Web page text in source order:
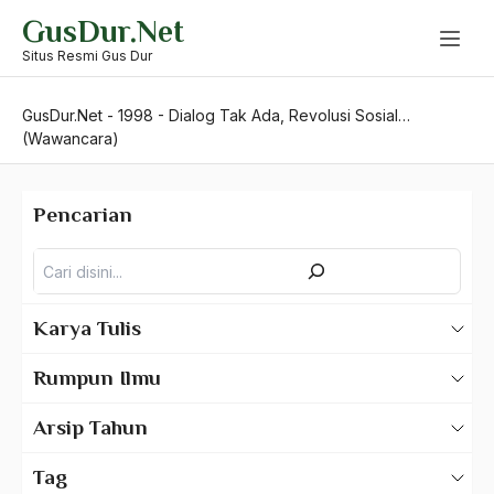
content
GusDur.Net
Situs Resmi Gus Dur
GusDur.Net - 1998 - Dialog Tak Ada, Revolusi Sosial…
(Wawancara)
Pencarian
Karya Tulis
Rumpun Ilmu
Arsip Tahun
Tag